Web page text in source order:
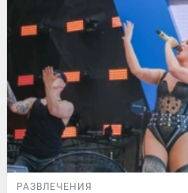
РАЗВЛЕЧЕНИЯ